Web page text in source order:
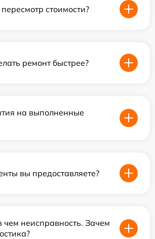
стоимости?
ремонт быстрее?
на выполненные
вы предоставляете?
неисправность. Зачем